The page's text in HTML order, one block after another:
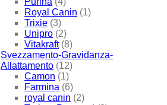
Royal Canin (1)
Trixie (3)
Unipro (2)
Vitakraft (8)
Svezzamento-Gravidanza-
Allattamento (12)
Camon (1)
Farmina (6)
royal canin (2)